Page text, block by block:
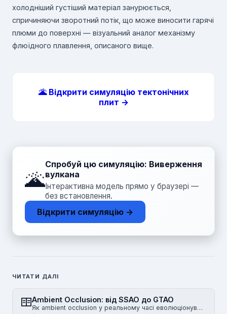
холодніший густіший матеріал занурюється,
спричиняючи зворотний потік, що може виносити гарячі
плюми до поверхні — візуальний аналог механізму
флюїдного плавлення, описаного вище.
🌋 Відкрити симуляцію тектонічних
плит →
🌋
Спробуй цю симуляцію: Виверження
вулкана
Інтерактивна модель прямо у браузері —
без встановлення.
Відкрити симуляцію →
ЧИТАТИ ДАЛІ
Ambient Occlusion: від SSAO до GTAO
Як ambient occlusion у реальному часі еволюціонував від SSAO часів Crysis до горизонт-базованого HBA…